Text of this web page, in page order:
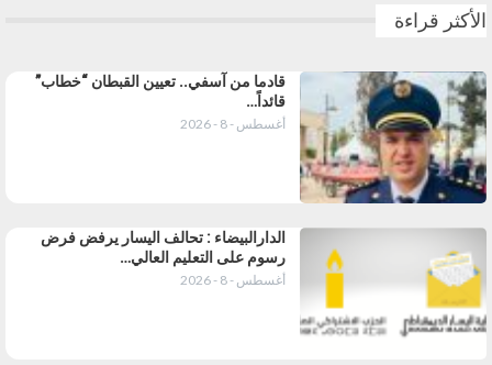
الأكثر قراءة
قادما من آسفي.. تعيين القبطان “خطاب”
قائداً…
أغسطس - 8 - 2026
الدارالبيضاء : تحالف اليسار يرفض فرض
رسوم على التعليم العالي…
أغسطس - 8 - 2026